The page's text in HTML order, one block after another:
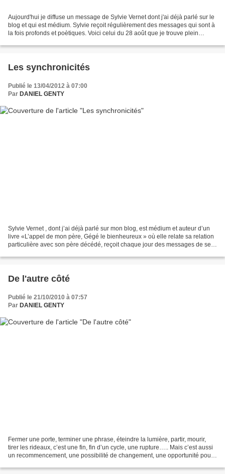
Aujourd'hui je diffuse un message de Sylvie Vernet dont j'ai déjà parlé sur le
blog et qui est médium. Sylvie reçoit régulièrement des messages qui sont à
la fois profonds et poètiques. Voici celui du 28 août que je trouve plein
Les synchronicités
Publié le 13/04/2012 à 07:00
Par DANIEL GENTY
Sylvie Vernet , dont j’ai déjà parlé sur mon blog, est médium et auteur d’un
livre «L’appel de mon père, Gégé le bienheureux » où elle relate sa relation
particulière avec son père décédé, reçoit chaque jour des messages de ses
De l'autre côté
Publié le 21/10/2010 à 07:57
Par DANIEL GENTY
Fermer une porte, terminer une phrase, éteindre la lumière, partir, mourir,
tirer les rideaux, c’est une fin, fin d’un cycle, une rupture….. Mais c’est aussi
un recommencement, une possibilité de changement, une opportunité pour